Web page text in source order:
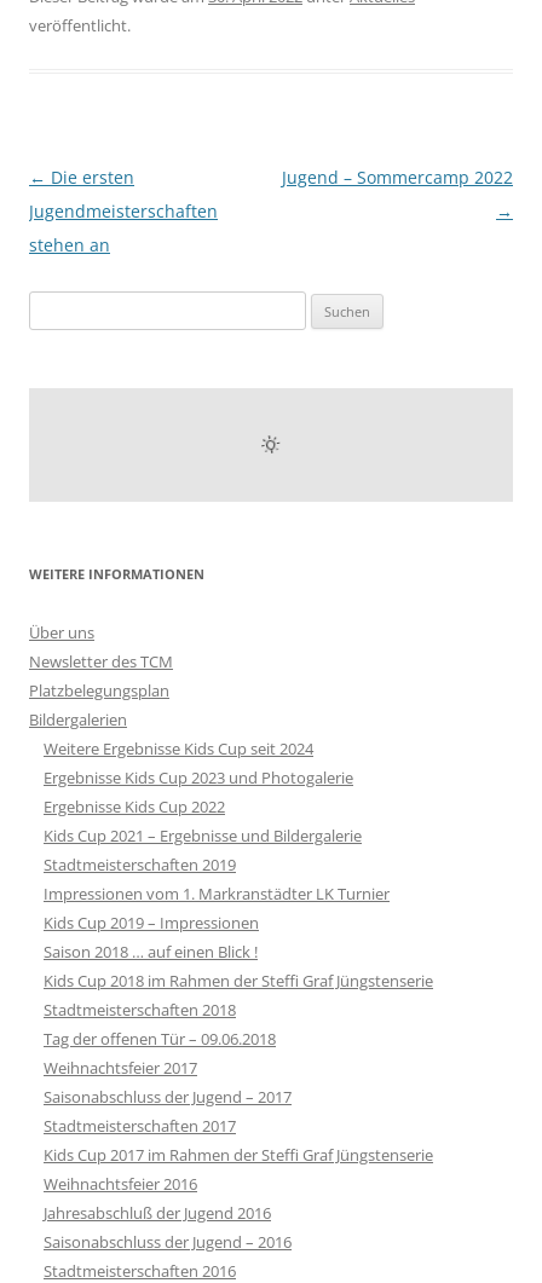
veröffentlicht.
Beitragsnavigation
← Die ersten
Jugendmeisterschaften
stehen an
Jugend – Sommercamp 2022
→
nach:
WEITERE INFORMATIONEN
Über uns
Newsletter des TCM
Platzbelegungsplan
Bildergalerien
Weitere Ergebnisse Kids Cup seit 2024
Ergebnisse Kids Cup 2023 und Photogalerie
Ergebnisse Kids Cup 2022
Kids Cup 2021 – Ergebnisse und Bildergalerie
Stadtmeisterschaften 2019
Impressionen vom 1. Markranstädter LK Turnier
Kids Cup 2019 – Impressionen
Saison 2018 … auf einen Blick !
Kids Cup 2018 im Rahmen der Steffi Graf Jüngstenserie
Stadtmeisterschaften 2018
Tag der offenen Tür – 09.06.2018
Weihnachtsfeier 2017
Saisonabschluss der Jugend – 2017
Stadtmeisterschaften 2017
Kids Cup 2017 im Rahmen der Steffi Graf Jüngstenserie
Weihnachtsfeier 2016
Jahresabschluß der Jugend 2016
Saisonabschluss der Jugend – 2016
Stadtmeisterschaften 2016